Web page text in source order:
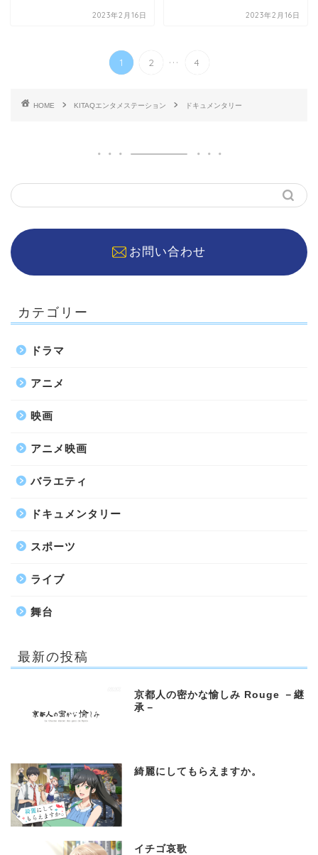
2023年2月16日 2023年2月16日
1 2 ... 4
HOME KITAQエンタメステーション ドキュメンタリー
お問い合わせ
カテゴリー
ドラマ
アニメ
映画
アニメ映画
バラエティ
ドキュメンタリー
スポーツ
ライブ
舞台
最新の投稿
京都人の密かな愉しみ Rouge －継
承－
綺麗にしてもらえますか。
イチゴ哀歌